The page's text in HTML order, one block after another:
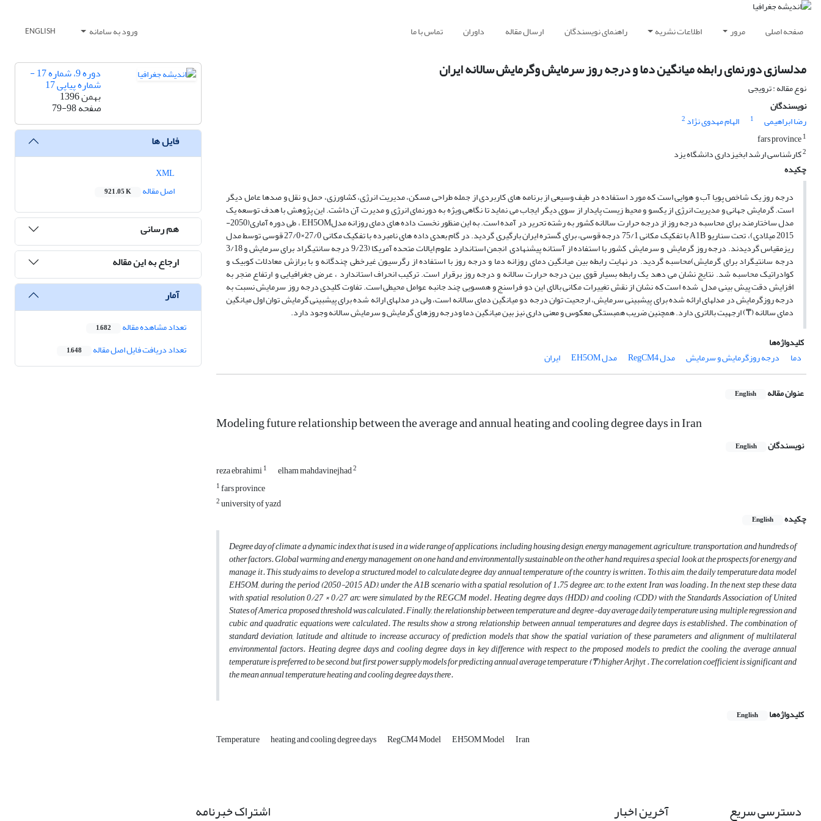
صفحه اصلی مرور اطلاعات نشریه راهنمای نویسندگان ارسال مقاله داوران تماس با ما ورود به سامانه ENGLISH
مدلسازی دورنمای رابطه میانگین دما و درجه روز سرمایش وگرمایش سالانه ایران
نوع مقاله : ترویجی
نویسندگان
رضا ابراهیمی
1 الهام مهدوی نژاد 2
1
2کارشناسی ارشد ابخیزداری دانشگاه یزد
چکیده
درجه روز یک شاخص پویا آب و هوایی است که مورد استفاده در طیف وسیعی از برنامه های کاربردی از جمله طراحی مسکن، مدیریت انرژی، کشاورزی، حمل و نقل و صدها عامل دیگر
است. گرمایش جهانی و مدیریت انرژی از یکسو و محیط زیست پایدار از سوی دیگر ایجاب می نماید تا نگاهی ویژه به دورنمای انرژی و مدیرت آن داشت. این پژوهش با هدف توسعه یک
مدل ساختارمند برای محاسبه درجه روز از درجه حرارت سالانه کشور به رشته تحریر در آمده است. به این منظور نخست داده های دمای روزانه مدلEH5OM ، طی دوره آماری(2050-
2015 میلادی)، تحت سناریو A1B با تفکیک مکانی 75/1 درجه قوسی، برای گستره ایران بارگیری گردید. در گام بعدی داده های نامبرده با تفکیک مکانی 27/0×27/0 قوسی توسط مدل
ریزمقیاس گردیدند. درجه روز گرمایش و سرمایش کشور با استفاده از آستانه پیشنهادی انجمن استاندارد علوم ایالات متحده آمریکا (9/23 درجه سانتیگراد برای سرمایش و 3/18
درجه سانتیگراد برای گرمایش)محاسبه گردید. در نهایت رابطه بین میانگین دمای روزانه دما و درجه روز با استفاده از رگرسیون غیرخطی چندگانه و با برازش معادلات کوبیک و
کوادراتیک محاسبه شد. نتایج نشان می دهد یک رابطه بسیار قوی بین درجه حرارت سالانه و درجه روز برقرار است. ترکیب انحراف استاندارد ، عرض جغرافیایی و ارتفاع منجر به
افزایش دقت پیش بینی مدل شده است که نشان از نقش تغییرات مکانی بالای این دو فراسنج و همسویی چند جانبه عوامل محیطی است. تفاوت کلیدی درجه روز سرمایش نسبت به
درجه روزگرمایش در مدل­های ارائه شده برای پیش­بینی سرمایش، ارجحیت توان درجه دو میانگین دمای سالانه است، ولی در مدل­های ارائه شده برای پیش­بینی گرمایش توان اول میانگین
دمای سالانه (₸) ارجهیت بالاتری دارد. همچنین ضریب همبستگی معکوس و معنی داری نیز بین میانگین دما ودرجه روزهای گرمایش و سرمایش سالانه وجود دارد.
کلیدواژه‌ها
دما
درجه روزگرمایش و سرمایش مدل RegCM4 مدل EH5OM ایران
عنوان مقاله English
Modeling future relationship between the average and annual heating and cooling degree days in Iran
نویسندگان English
reza ebrahimi1 elham mahdavinejhad2
1fars province
2university of yazd
چکیده
English
Degree day of climate a dynamic index that is used in a wide range of applications, including housing design, energy management, agriculture, transportation, and hundreds of
other factors. Global warming and energy management on one hand and environmentally sustainable on the other hand requires a special look at the prospects for energy and
manage it. This study aims to develop a structured model to calculate degree day annual temperature of the country is written. To this aim, the daily temperature data model
EH5OM, during the period (2050-2015 AD), under the A1B scenario with a spatial resolution of 1.75 degree arc, to the extent Iran was loading. In the next step these data
with spatial resolution 0/27 × 0/27 arc were simulated by the REGCM model. Heating degree days (HDD) and cooling (CDD) with the Standards Association of United
States of America proposed threshold was calculated. Finally, the relationship between temperature and degree-day average daily temperature using multiple regression and
cubic and quadratic equations were calculated. The results show a strong relationship between annual temperatures and degree days is established. The combination of
standard deviation, latitude and altitude to increase accuracy of prediction models that show the spatial variation of these parameters and alignment of multilateral
environmental factors. Heating degree days and cooling degree days in key difference with respect to the proposed models to predict the cooling, the average annual
temperature is preferred to be second, but first power supply models for predicting annual average temperature (₸) higher Arjhyt . The correlation coefficient is significant and
the mean annual temperature heating and cooling degree days there.
کلیدواژه‌ها English
Temperature heating and cooling degree days RegCM4 Model EH5OM Model Iran
دوره 9، شماره 17 -
شماره پیاپی 17
بهمن 1396
صفحه79-98
فایل ها
اصل مقاله
921.05 K
هم رسانی
ارجاع به این مقاله
آمار
تعداد مشاهده مقاله 1,682
تعداد دریافت فایل اصل مقاله 1,648
دسترسی سریع آخرین اخبار اشتراک خبرنامه